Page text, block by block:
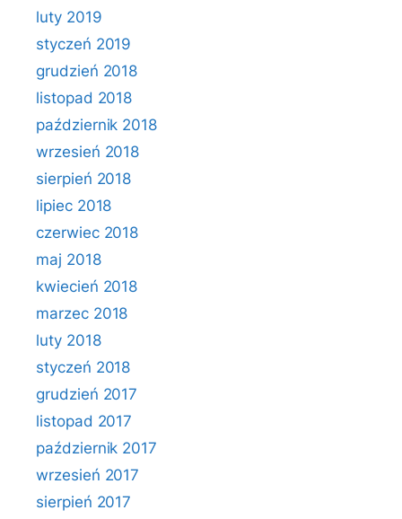
luty 2019
styczeń 2019
grudzień 2018
listopad 2018
październik 2018
wrzesień 2018
sierpień 2018
lipiec 2018
czerwiec 2018
maj 2018
kwiecień 2018
marzec 2018
luty 2018
styczeń 2018
grudzień 2017
listopad 2017
październik 2017
wrzesień 2017
sierpień 2017